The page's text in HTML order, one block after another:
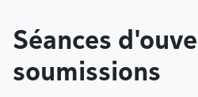
Séances
soumissions